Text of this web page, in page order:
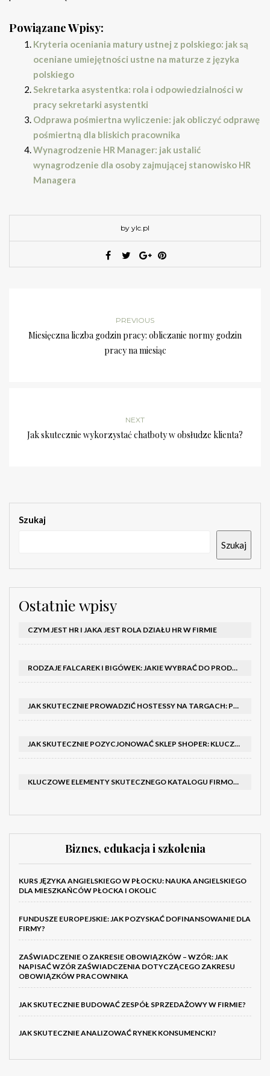
Powiązane Wpisy:
Kryteria oceniania matury ustnej z polskiego: jak są
oceniane umiejętności ustne na maturze z języka
polskiego
Sekretarka asystentka: rola i odpowiedzialności w
pracy sekretarki asystentki
Odprawa pośmiertna wyliczenie: jak obliczyć odprawę
pośmiertną dla bliskich pracownika
Wynagrodzenie HR Manager: jak ustalić
wynagrodzenie dla osoby zajmującej stanowisko HR
Managera
by ylc.pl
PREVIOUS
Miesięczna liczba godzin pracy: obliczanie normy godzin
pracy na miesiąc
NEXT
Jak skutecznie wykorzystać chatboty w obsłudze klienta?
Szukaj
Szukaj
Ostatnie wpisy
CZYM JEST HR I JAKA JEST ROLA DZIAŁU HR W FIRMIE
RODZAJE FALCAREK I BIGÓWEK: JAKIE WYBRAĆ DO PRODUKCJI?
JAK SKUTECZNIE PROWADZIĆ HOSTESSY NA TARGACH: PORADNIK I SZKOLENIA
JAK SKUTECZNIE POZYCJONOWAĆ SKLEP SHOPER: KLUCZOWE KROKI I STRATEGIE
KLUCZOWE ELEMENTY SKUTECZNEGO KATALOGU FIRMOWEGO I BROSZURY
Biznes, edukacja i szkolenia
KURS JĘZYKA ANGIELSKIEGO W PŁOCKU: NAUKA ANGIELSKIEGO
DLA MIESZKAŃCÓW PŁOCKA I OKOLIC
FUNDUSZE EUROPEJSKIE: JAK POZYSKAĆ DOFINANSOWANIE DLA
FIRMY?
ZAŚWIADCZENIE O ZAKRESIE OBOWIĄZKÓW – WZÓR: JAK
NAPISAĆ WZÓR ZAŚWIADCZENIA DOTYCZĄCEGO ZAKRESU
OBOWIĄZKÓW PRACOWNIKA
JAK SKUTECZNIE BUDOWAĆ ZESPÓŁ SPRZEDAŻOWY W FIRMIE?
JAK SKUTECZNIE ANALIZOWAĆ RYNEK KONSUMENCKI?